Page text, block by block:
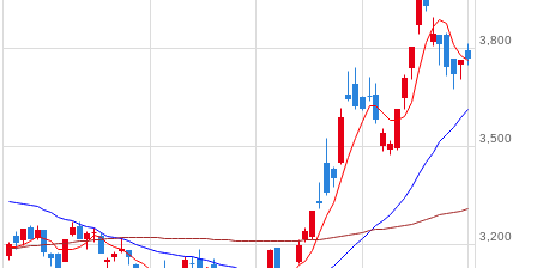
3,200
3,500
3,800